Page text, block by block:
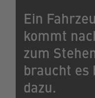
Ein
kommt
zum
braucht es
dazu.